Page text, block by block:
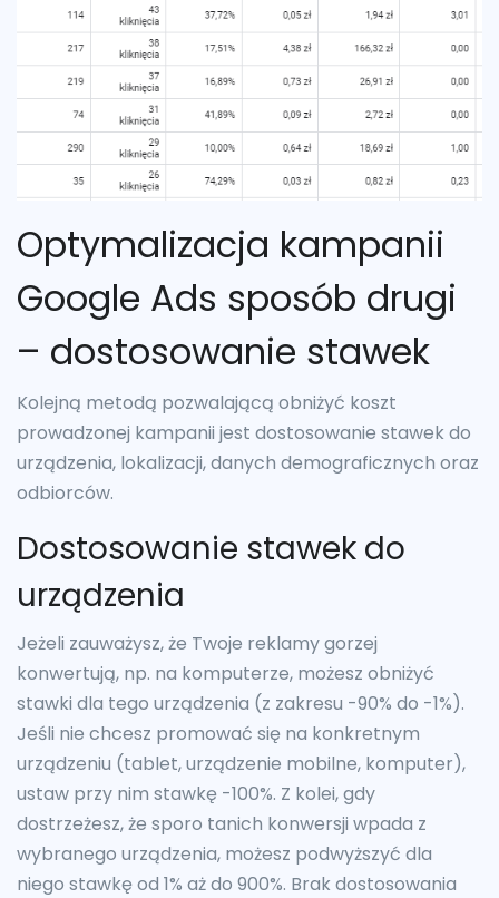
Optymalizacja kampanii
Google Ads sposób drugi
– dostosowanie stawek
Kolejną metodą pozwalającą obniżyć koszt
prowadzonej kampanii jest dostosowanie stawek do
urządzenia, lokalizacji, danych demograficznych oraz
odbiorców.
Dostosowanie stawek do
urządzenia
Jeżeli zauważysz, że Twoje reklamy gorzej
konwertują, np. na komputerze, możesz obniżyć
stawki dla tego urządzenia (z zakresu -90% do -1%).
Jeśli nie chcesz promować się na konkretnym
urządzeniu (tablet, urządzenie mobilne, komputer),
ustaw przy nim stawkę -100%. Z kolei, gdy
dostrzeżesz, że sporo tanich konwersji wpada z
wybranego urządzenia, możesz podwyższyć dla
niego stawkę od 1% aż do 900%. Brak dostosowania